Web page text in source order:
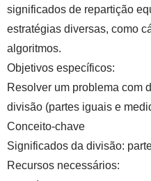
significados de repartição
estratégias diversas, como
algoritmos.
Objetivos específicos:
Resolver um problema com
divisão (partes iguais e
Conceito-chave
Significados da divisão:
Recursos necessários: